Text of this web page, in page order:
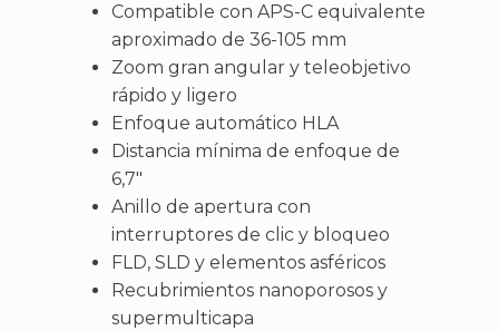
Compatible con APS-C equivalente
aproximado de 36-105 mm
Zoom gran angular y teleobjetivo
rápido y ligero
Enfoque automático HLA
Distancia mínima de enfoque de
6,7″
Anillo de apertura con
interruptores de clic y bloqueo
FLD, SLD y elementos asféricos
Recubrimientos nanoporosos y
supermulticapa